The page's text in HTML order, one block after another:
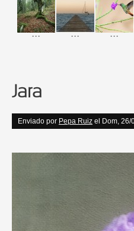
... ... ...
Jara
Enviado por Pepa Ruiz el Dom, 26/